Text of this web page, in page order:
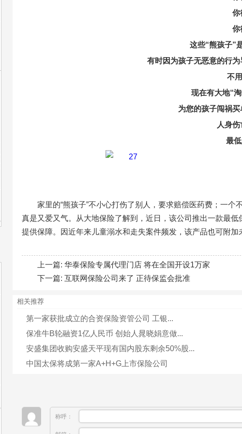
你
你
这些“熊孩子”
有时因为孩子无恶意的行
不
现在有大地“
为您的孩子闯祸
人身
最
家里的“熊孩子”不小心打伤了别人，要求赔偿医药费；一
真是又爱又气。从大地保险了解到，近日，该公司推出一款最低
提供保障。因近年来儿童溺水和走失案件频发，该产品也可附加
上一篇: 华泰保险专属代理门店 将在全国开设1万家
下一篇: 互联网保险公司来了 正待保监会批准
相关推荐
第一家获批成立的合资保险资管公司 工银...
保准牛B轮融资1亿人民币 创始人晁晓娟意做...
安盛集团收购安盛天平现有国内股东剩余50%股...
中国太保将成第一家A+H+G上市保险公司
称呼：